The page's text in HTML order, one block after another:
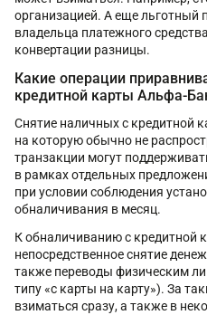
организацией. А еще льготный
владельца платежного
конвертации разницы.
Какие операции
кредитной карты Альфа-
Снятие наличных с кредитной
на которую обычно не
транзакции могут
в рамках отдельных
при условии соблюдения
обналичивания в месяц.
К обналичиванию с кредитной
непосредственное снятие
также переводы физическим
типу «с карты на карту»). За
взиматься сразу, а также в